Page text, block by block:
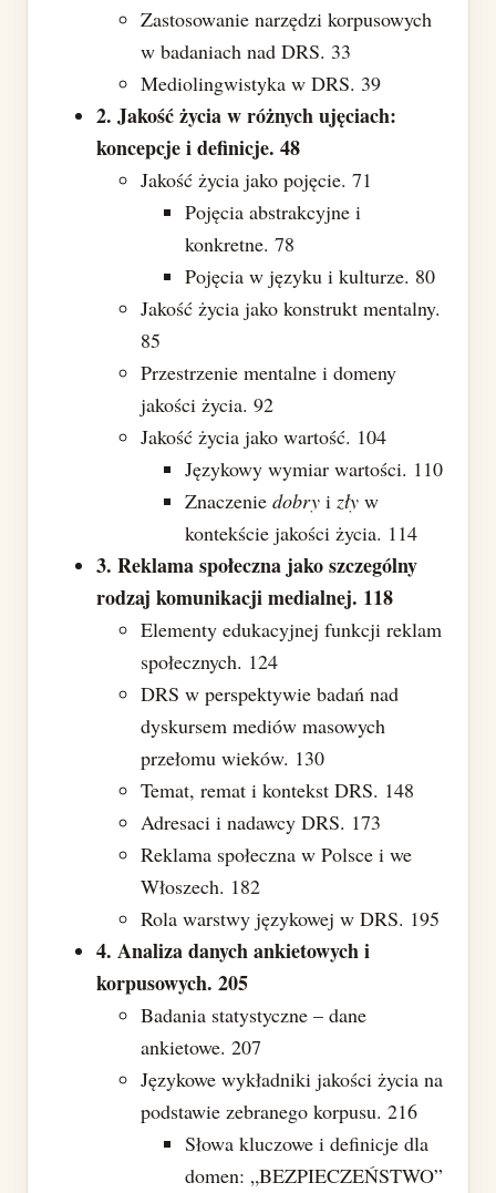
Zastosowanie narzędzi korpusowych
w badaniach nad DRS. 33
Mediolingwistyka w DRS. 39
2. Jakość życia w różnych ujęciach:
koncepcje i definicje. 48
Jakość życia jako pojęcie. 71
Pojęcia abstrakcyjne i
konkretne. 78
Pojęcia w języku i kulturze. 80
Jakość życia jako konstrukt mentalny.
85
Przestrzenie mentalne i domeny
jakości życia. 92
Jakość życia jako wartość. 104
Językowy wymiar wartości. 110
Znaczenie dobry i zły w
kontekście jakości życia. 114
3. Reklama społeczna jako szczególny
rodzaj komunikacji medialnej. 118
Elementy edukacyjnej funkcji reklam
społecznych. 124
DRS w perspektywie badań nad
dyskursem mediów masowych
przełomu wieków. 130
Temat, remat i kontekst DRS. 148
Adresaci i nadawcy DRS. 173
Reklama społeczna w Polsce i we
Włoszech. 182
Rola warstwy językowej w DRS. 195
4. Analiza danych ankietowych i
korpusowych. 205
Badania statystyczne – dane
ankietowe. 207
Językowe wykładniki jakości życia na
podstawie zebranego korpusu. 216
Słowa kluczowe i definicje dla
domen: „BEZPIECZEŃSTWO”